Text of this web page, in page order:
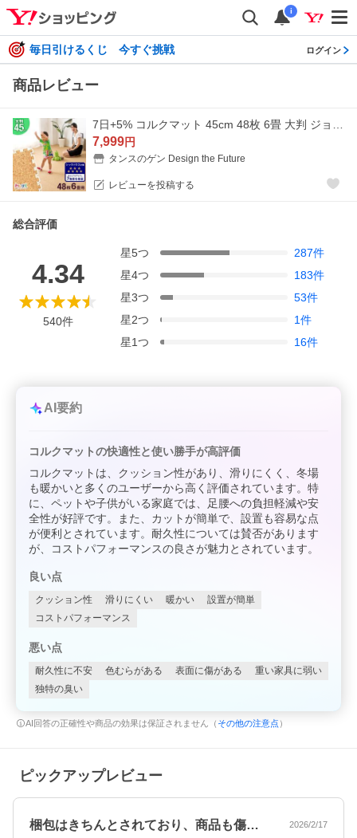
i
毎日引けるくじ 今すぐ挑戦 ログイン
商品レビュー
7,999円
タンスのゲン Design the Future
レビューを投稿する
総合評価
4.34
540件
星5つ 287件
星4つ 183件
星3つ 53件
星2つ 1件
星1つ 16件
AI要約
コルクマットの快適性と使い勝手が高評価
コルクマットは、クッション性があり、滑りにくく、冬場
も暖かいと多くのユーザーから高く評価されています。特
に、ペットや子供がいる家庭では、足腰への負担軽減や安
全性が好評です。また、カットが簡単で、設置も容易な点
が便利とされています。耐久性については賛否があります
が、コストパフォーマンスの良さが魅力とされています。
良い点
クッション性 滑りにくい 暖かい
設置が簡単
コストパフォーマンス
悪い点
耐久性に不安 色むらがある 表面に傷がある
重い家具に弱い
独特の臭い
AI回答の正確性や商品の効果は保証されません（ その他の注意点 ）
ピックアップレビュー
梱包はきちんとされており、商品も傷等あ… 2026/2/17